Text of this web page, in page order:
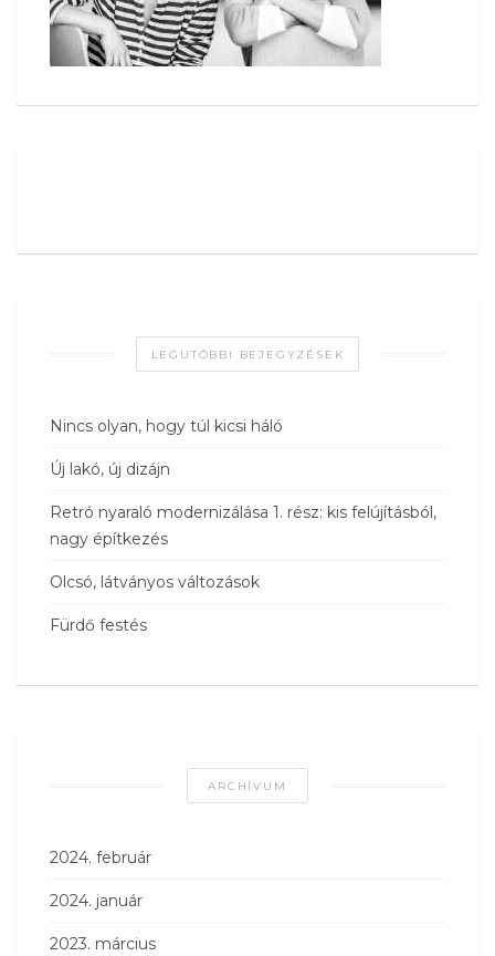
LEGUTÓBBI BEJEGYZÉSEK
Nincs olyan, hogy túl kicsi háló
Új lakó, új dizájn
Retró nyaraló modernizálása 1. rész: kis felújításból,
nagy építkezés
Olcsó, látványos változások
Fürdő festés
ARCHÍVUM
2024. február
2024. január
2023. március